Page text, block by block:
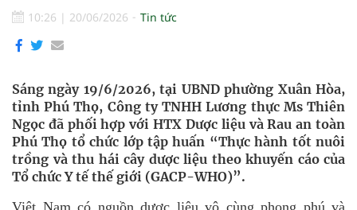
10:26 | 20/06/2026 Tin tức
Sáng ngày 19/6/2026, tại UBND phường Xuân Hòa,
tỉnh Phú Thọ, Công ty TNHH Lương thực Ms Thiên
Ngọc đã phối hợp với HTX Dược liệu và Rau an toàn
Phú Thọ tổ chức lớp tập huấn “Thực hành tốt nuôi
trồng và thu hái cây dược liệu theo khuyến cáo của
Tổ chức Y tế thế giới (GACP-WHO)”.
Việt Nam có nguồn dược liệu vô cùng phong phú và